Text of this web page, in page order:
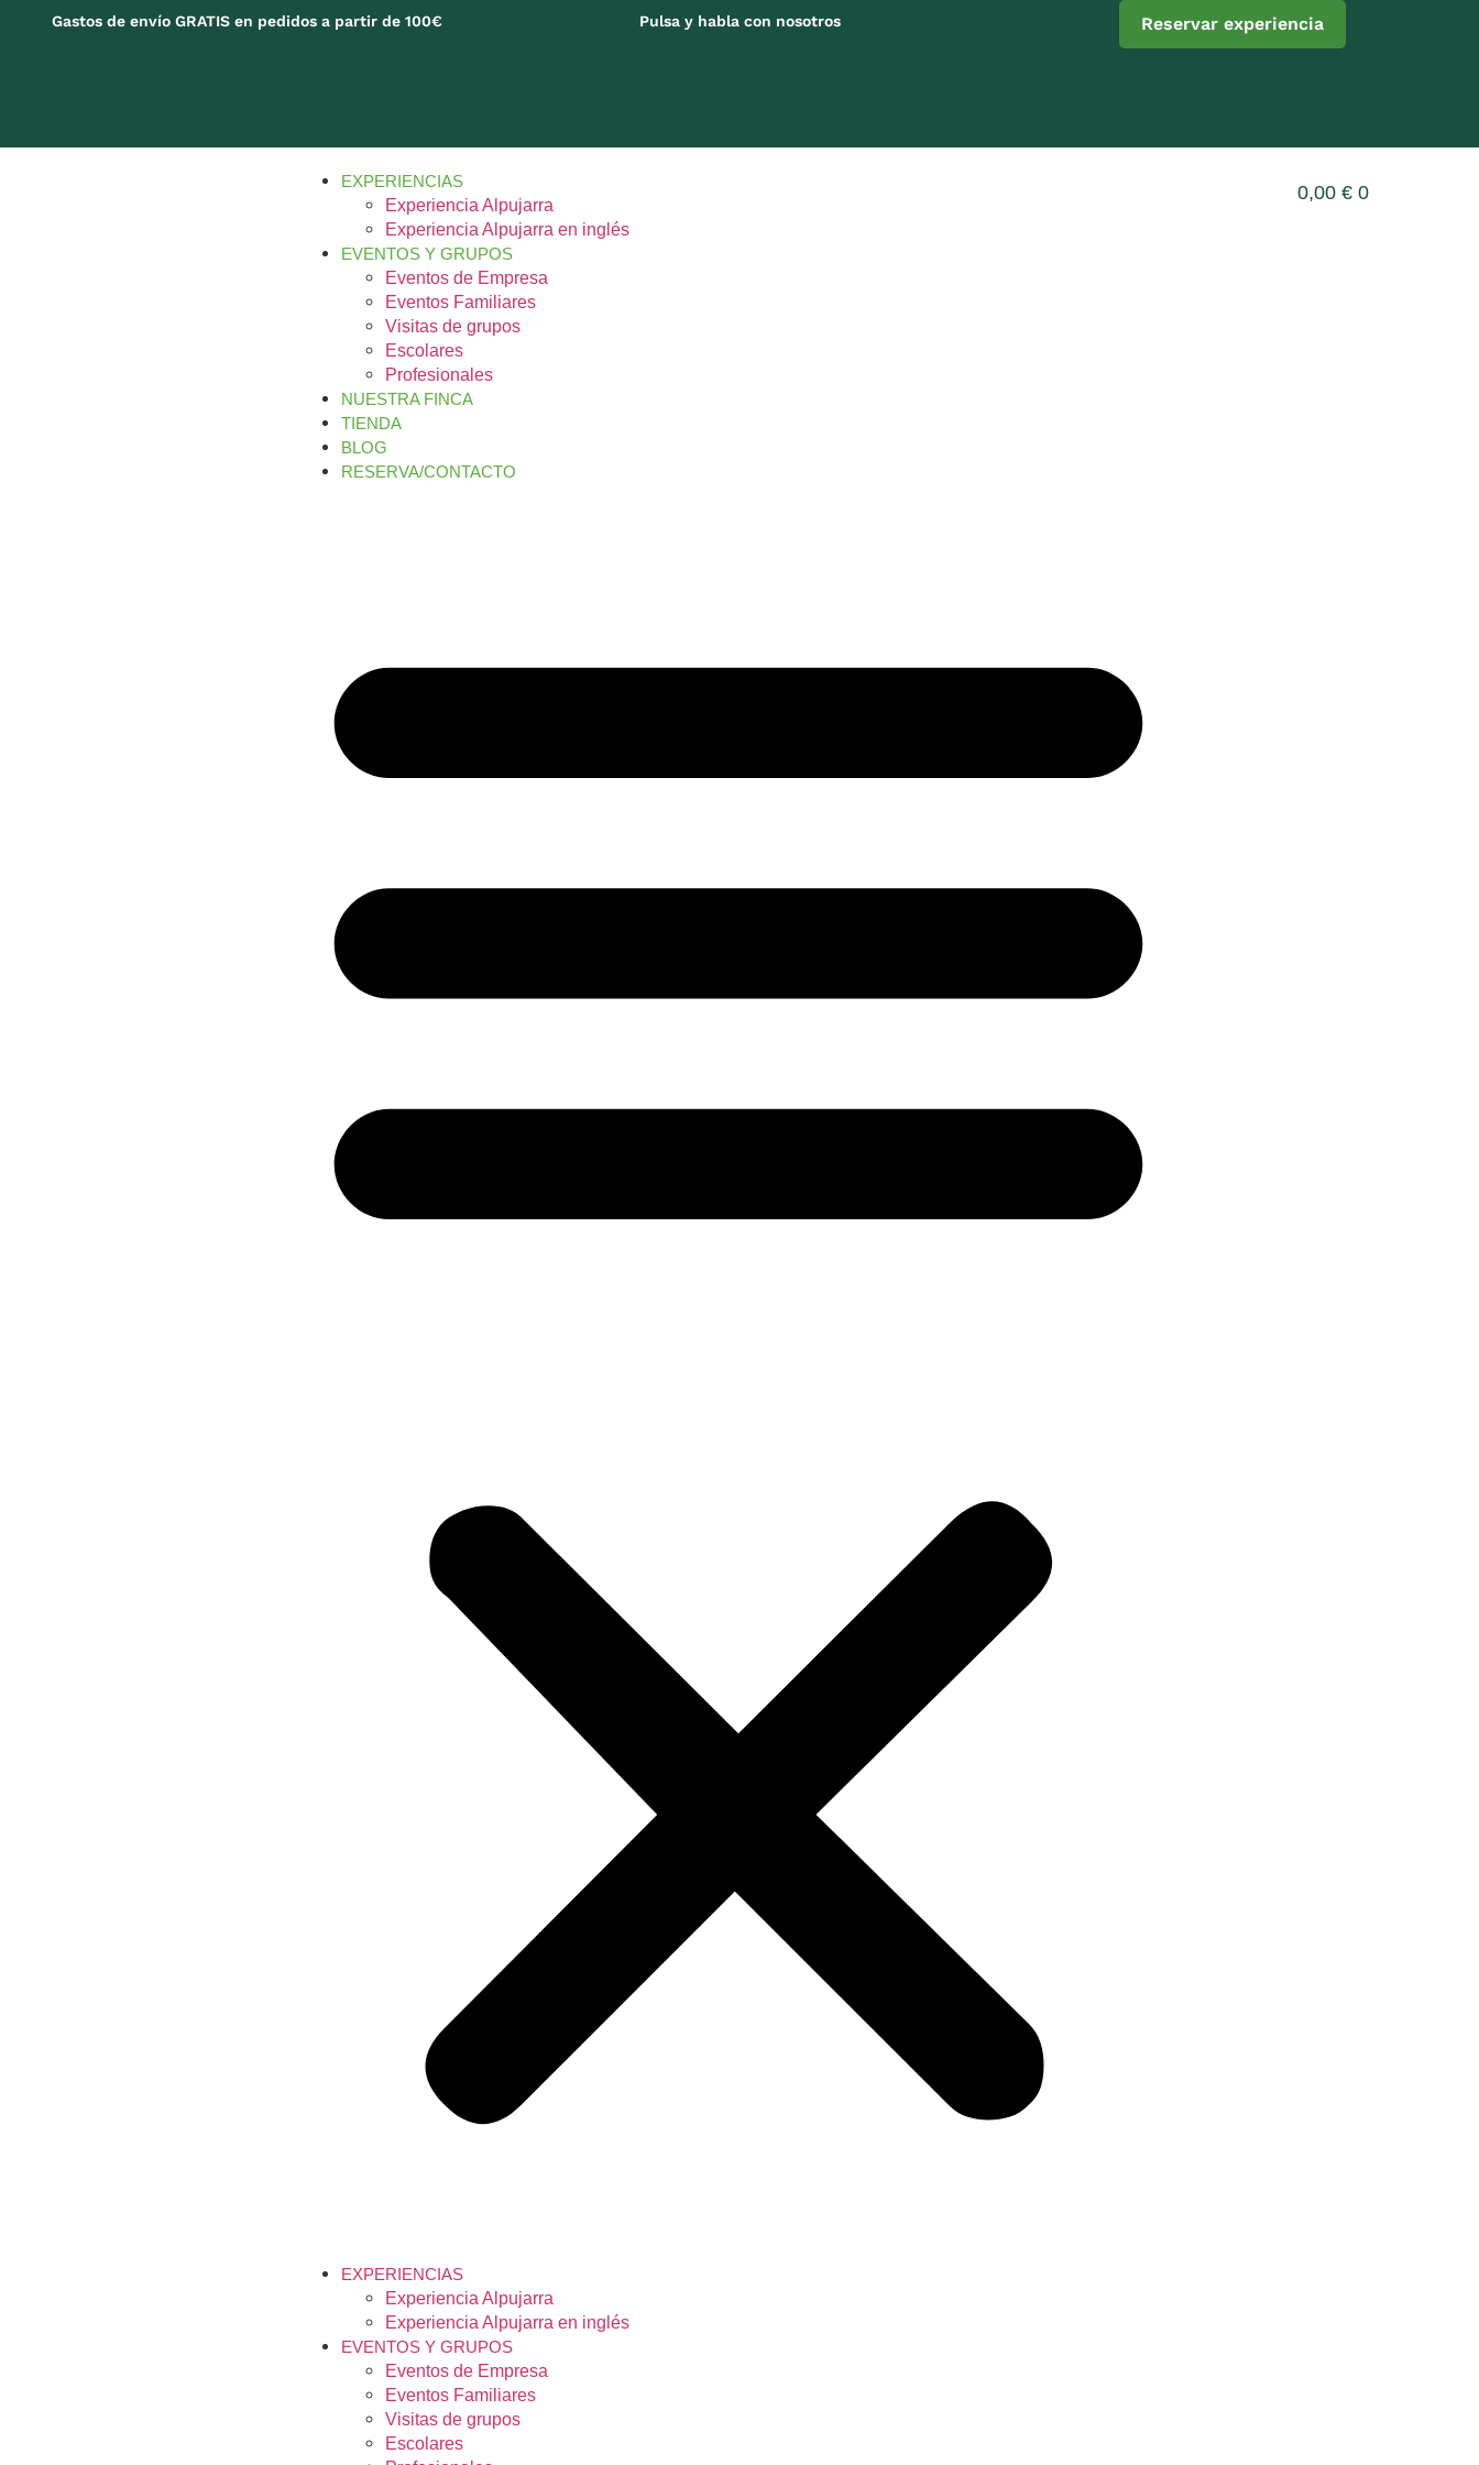
Gastos de envío GRATIS en pedidos a partir de 100€ Pulsa y habla con nosotros Reservar experiencia
EXPERIENCIAS
Experiencia Alpujarra
Experiencia Alpujarra en inglés
EVENTOS Y GRUPOS
Eventos de Empresa
Eventos Familiares
Visitas de grupos
Escolares
Profesionales
NUESTRA FINCA
TIENDA
BLOG
RESERVA/CONTACTO
EXPERIENCIAS
Experiencia Alpujarra
Experiencia Alpujarra en inglés
EVENTOS Y GRUPOS
Eventos de Empresa
Eventos Familiares
Visitas de grupos
Escolares
0,00 € 0